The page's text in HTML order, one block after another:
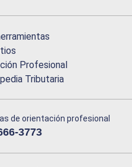
Profesional
Tributaria
de orientación profesional
3773